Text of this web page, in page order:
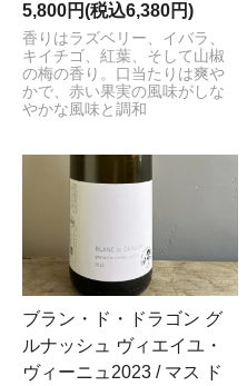
5,800円(税込6,380円)
香りはラズベリー、イバラ、
キイチゴ、紅葉、そして山椒
の梅の香り。口当たりは爽や
かで、赤い果実の風味がしな
やかな風味と調和
ブラン・ド・ドラゴン グ
ルナッシュ ヴィエイユ・
ヴィーニュ2023 / マス ド